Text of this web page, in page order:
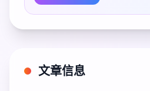
文章信息